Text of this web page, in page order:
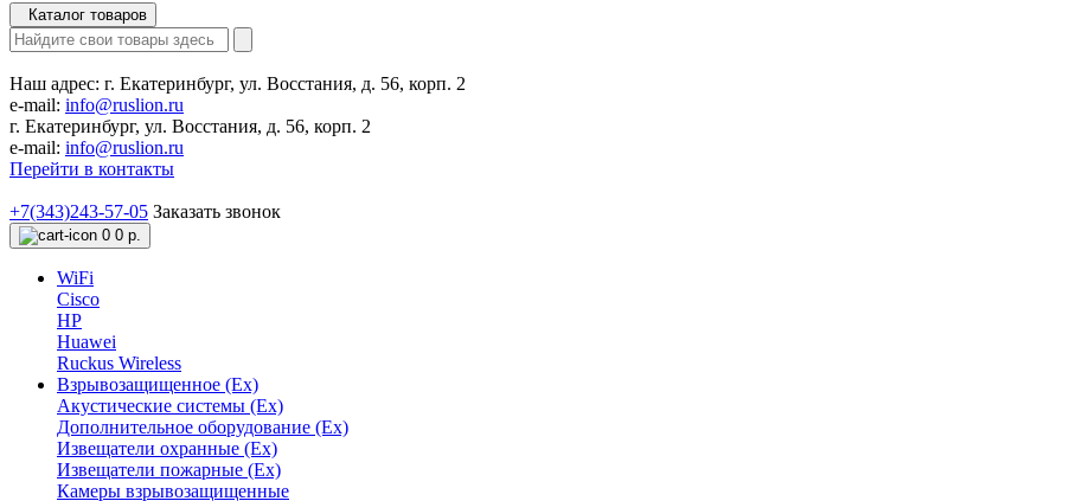
Каталог товаров
Наш адрес: г. Екатеринбург, ул. Восстания, д. 56, корп. 2
e-mail: info@ruslion.ru
г. Екатеринбург, ул. Восстания, д. 56, корп. 2
e-mail: info@ruslion.ru
Перейти в контакты
+7(343)243-57-05 Заказать звонок
0 0 р.
WiFi
Cisco
HP
Huawei
Ruckus Wireless
Взрывозащищенное (Ex)
Акустические системы (Ex)
Дополнительное оборудование (Ex)
Извещатели охранные (Ex)
Извещатели пожарные (Ex)
Камеры взрывозащищенные